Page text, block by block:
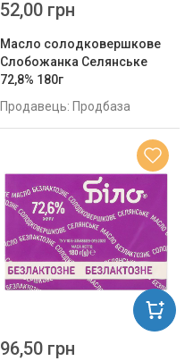
Масло солодковершкове
Слобожанка Селянське
72,8% 180г
Продавець: Продбаза
52,00 грн
96,50 грн